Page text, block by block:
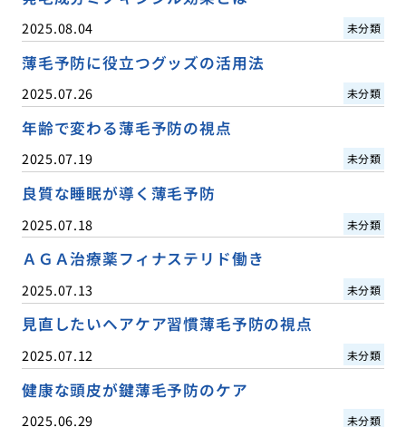
2025.08.04 未分類
薄毛予防に役立つグッズの活用法
2025.07.26 未分類
年齢で変わる薄毛予防の視点
2025.07.19 未分類
良質な睡眠が導く薄毛予防
2025.07.18 未分類
ＡＧＡ治療薬フィナステリド働き
2025.07.13 未分類
見直したいヘアケア習慣薄毛予防の視点
2025.07.12 未分類
健康な頭皮が鍵薄毛予防のケア
2025.06.29 未分類